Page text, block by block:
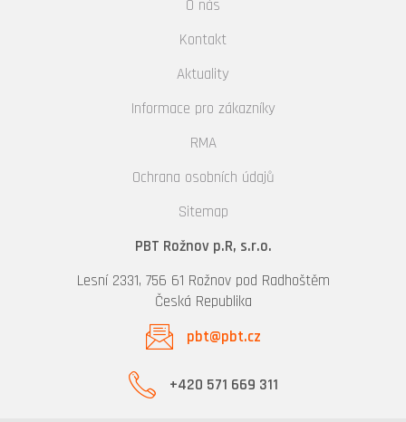
O nás
Kontakt
Aktuality
Informace pro zákazníky
RMA
Ochrana osobních údajů
Sitemap
PBT Rožnov p.R, s.r.o.
Lesní 2331, 756 61 Rožnov pod Radhoštěm
Česká Republika
pbt@pbt.cz
+420 571 669 311